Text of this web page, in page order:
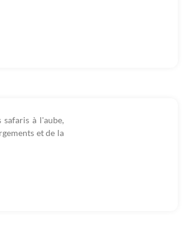
safaris à l'aube,
et de la